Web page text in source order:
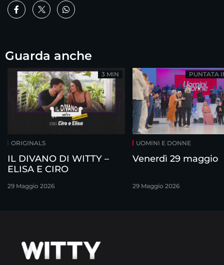
Guarda anche
ORIGINALS
IL DIVANO DI WITTY –
ELISA E CIRO
29 Maggio 2026
3 MIN
UOMINI E DONNE
Venerdì 29 maggio
29 Maggio 2026
PUNTATA